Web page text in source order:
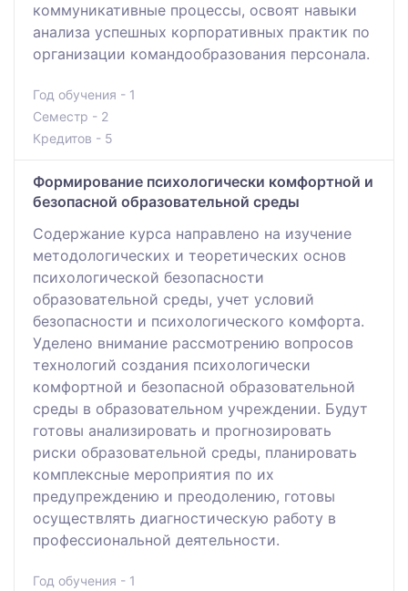
коммуникативные процессы, освоят навыки
анализа успешных корпоративных практик по
организации командообразования персонала.
Год обучения - 1
Семестр - 2
Кредитов - 5
Формирование психологически комфортной и
безопасной образовательной среды
Содержание курса направлено на изучение
методологических и теоретических основ
психологической безопасности
образовательной среды, учет условий
безопасности и психологического комфорта.
Уделено внимание рассмотрению вопросов
технологий создания психологически
комфортной и безопасной образовательной
среды в образовательном учреждении. Будут
готовы анализировать и прогнозировать
риски образовательной среды, планировать
комплексные мероприятия по их
предупреждению и преодолению, готовы
осуществлять диагностическую работу в
профессиональной деятельности.
Год обучения - 1